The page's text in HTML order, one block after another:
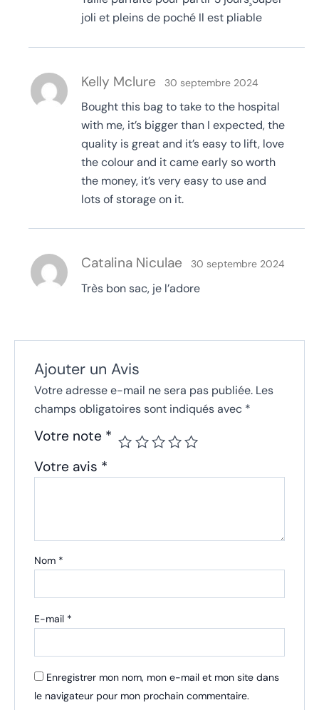
joli et pleins de poché Il est pliable
Kelly Mclure 30 septembre 2024
Bought this bag to take to the hospital
with me, it’s bigger than I expected, the
quality is great and it’s easy to lift, love
the colour and it came early so worth
the money, it’s very easy to use and
lots of storage on it.
Catalina Niculae 30 septembre 2024
Très bon sac, je l’adore
Ajouter un Avis
Votre adresse e-mail ne sera pas publiée. Les
champs obligatoires sont indiqués avec *
Votre note *
Votre avis *
Nom *
E-mail *
Enregistrer mon nom, mon e-mail et mon site dans
le navigateur pour mon prochain commentaire.